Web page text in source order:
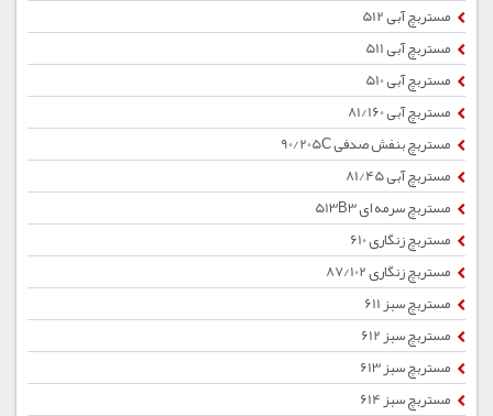
مستربچ آبی 512
مستربچ آبی 511
مستربچ آبی 510
مستربچ آبی 81/160
مستربچ بنفش صدفی 90/205C
مستربچ آبی 81/45
مستربچ سرمه ای 513B3
مستربچ زنگاری 610
مستربچ زنگاری 87/102
مستربچ سبز 611
مستربچ سبز 612
مستربچ سبز 613
مستربچ سبز 614